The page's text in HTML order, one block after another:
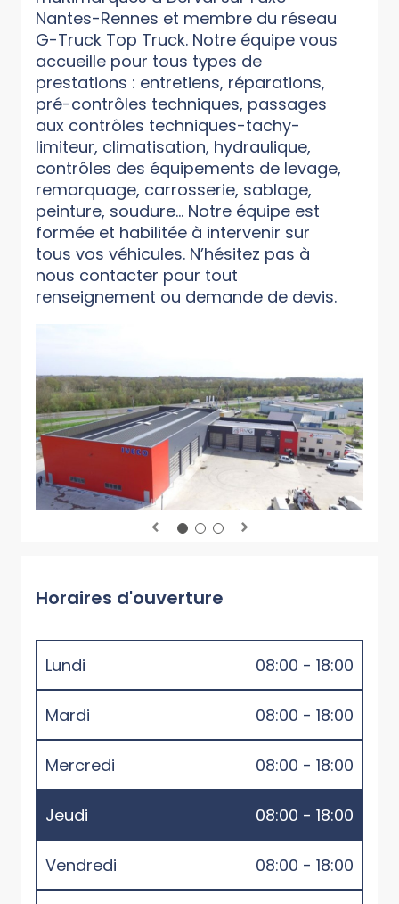
Nantes-Rennes et membre du réseau
G-Truck Top Truck. Notre équipe vous
accueille pour tous types de
prestations : entretiens, réparations,
pré-contrôles techniques, passages
aux contrôles techniques-tachy-
limiteur, climatisation, hydraulique,
contrôles des équipements de levage,
remorquage, carrosserie, sablage,
peinture, soudure… Notre équipe est
formée et habilitée à intervenir sur
tous vos véhicules. N’hésitez pas à
nous contacter pour tout
renseignement ou demande de devis.
Horaires d'ouverture
Lundi 08:00 - 18:00
Mardi 08:00 - 18:00
Mercredi 08:00 - 18:00
Jeudi 08:00 - 18:00
Vendredi 08:00 - 18:00